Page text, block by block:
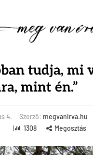
tudja, mi
mint én.”
4. Szerző: megvanirva.hu
1308
Megosztás